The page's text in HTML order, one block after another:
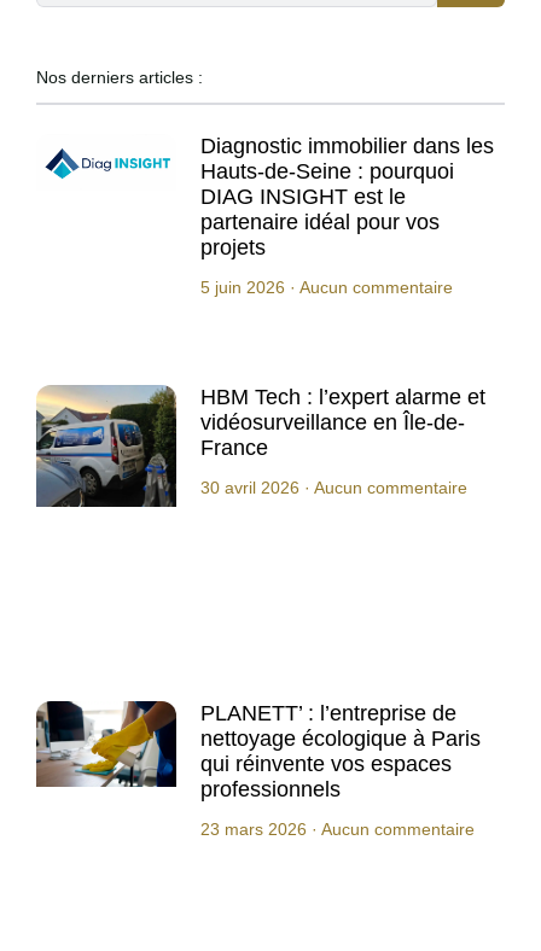
Nos derniers articles :
Diagnostic immobilier dans les
Hauts-de-Seine : pourquoi
DIAG INSIGHT est le
partenaire idéal pour vos
projets
5 juin 2026 Aucun commentaire
HBM Tech : l’expert alarme et
vidéosurveillance en Île-de-
France
30 avril 2026 Aucun commentaire
PLANETT’ : l’entreprise de
nettoyage écologique à Paris
qui réinvente vos espaces
professionnels
23 mars 2026 Aucun commentaire